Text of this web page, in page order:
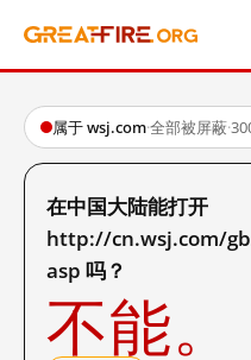
属于 wsj.com·全部被屏蔽·
在中国大陆能打开
http://cn.wsj.com/
asp 吗？
不能。